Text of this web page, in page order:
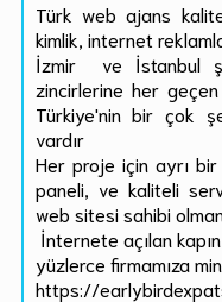
Türk web ajans
kimlik, internet
İzmir ve İstanbul
zincirlerine her
Türkiye'nin bir çok
vardır
Her proje için ayrı
paneli, ve kaliteli
web sitesi sahibi
İnternete açılan
yüzlerce firmamıza
https://